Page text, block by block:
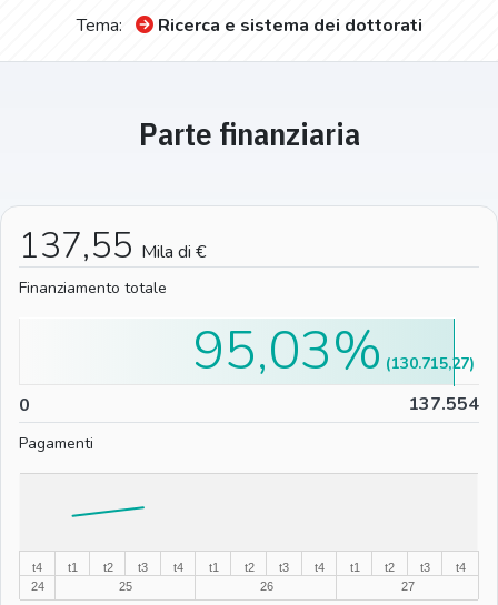
Tema: Ricerca e sistema dei dottorati
Parte finanziaria
137,55 Mila di €
Finanziamento totale
0 137.554
95,03% (130.715,27)
Pagamenti
t4
24
t1
25
t2 t3 t4
t1
26
t2 t3 t4
t1
27
t2 t3 t4